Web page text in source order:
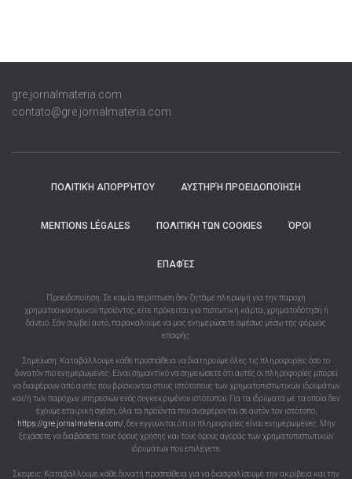
gre.jornalmateria.com
contato@gre.jornalmateria.com
ΠΟΛΙΤΙΚΉ ΑΠΟΡΡΉΤΟΥ ΑΥΣΤΗΡΉ ΠΡΟΕΙΔΟΠΟΊΗΣΗ
MENTIONS LÉGALES ΠΟΛΙΤΙΚΉ ΤΩΝ COOKIES ΌΡΟΙ
ΕΠΑΦΈΣ
Προειδοποίηση: Σε καμία περίπτωση δεν ζητάμε πληρωμή για την παροχή
χρηματοοικονομικού προϊόντος, είτε πρόκειται για πιστωτική κάρτα, χρηματοδότηση ή
δάνειο. Εάν συμβεί αυτό, παρακαλούμε να μας ενημερώσετε αμέσως μέσω της φόρμας
επαφής.
Σημείωση: Καταβάλλουμε κάθε προσπάθεια να διατηρούμε όλες τις πληροφορίες όσο το
δυνατόν πιο ενημερωμένες. Είναι σημαντικό να σημειώσετε ότι αυτές οι πληροφορίες μπορεί
να διαφέρουν από αυτές που βρίσκονται στους ιστότοπους των χρηματοπιστωτικών ιδρυμάτων
και/ή των παρόχων υπηρεσιών ενός συγκεκριμένου ιστότοπου. Για τα ιδρύματα με τα οποία δεν
έχουμε εταιρική σχέση, όλα τα προϊόντα που αναφέρονται σε αυτόν τον ιστότοπο,
https://gre.jornalmateria.com/, δεν εγγυώνται ότι οι πληροφορίες είναι ενημερωμένες. Μην
ξεχάσετε να διαβάσετε τους όρους χρήσης και τους όρους αγοράς των χρηματοπιστωτικών
ιδρυμάτων που επιλέγετε.
Σκεψεις: Καταβάλλουμε κάθε δυνατή προσπάθεια για να διασφαλίσουμε την ακρίβεια και την